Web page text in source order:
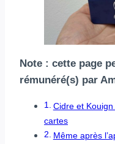
Note : cette page
rémunéré(s) par
Cidre et
cartes
Même après